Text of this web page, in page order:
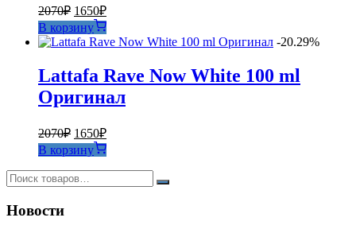
2070₽ Первоначальная
цена
составляла
1650₽Текущая
цена:
1650₽.
В корзину
-20.29%
Lattafa Rave Now White 100 ml
Оригинал
2070₽ Первоначальная
цена
составляла
2070₽.
1650₽Текущая
цена:
1650₽.
В корзину
Новости